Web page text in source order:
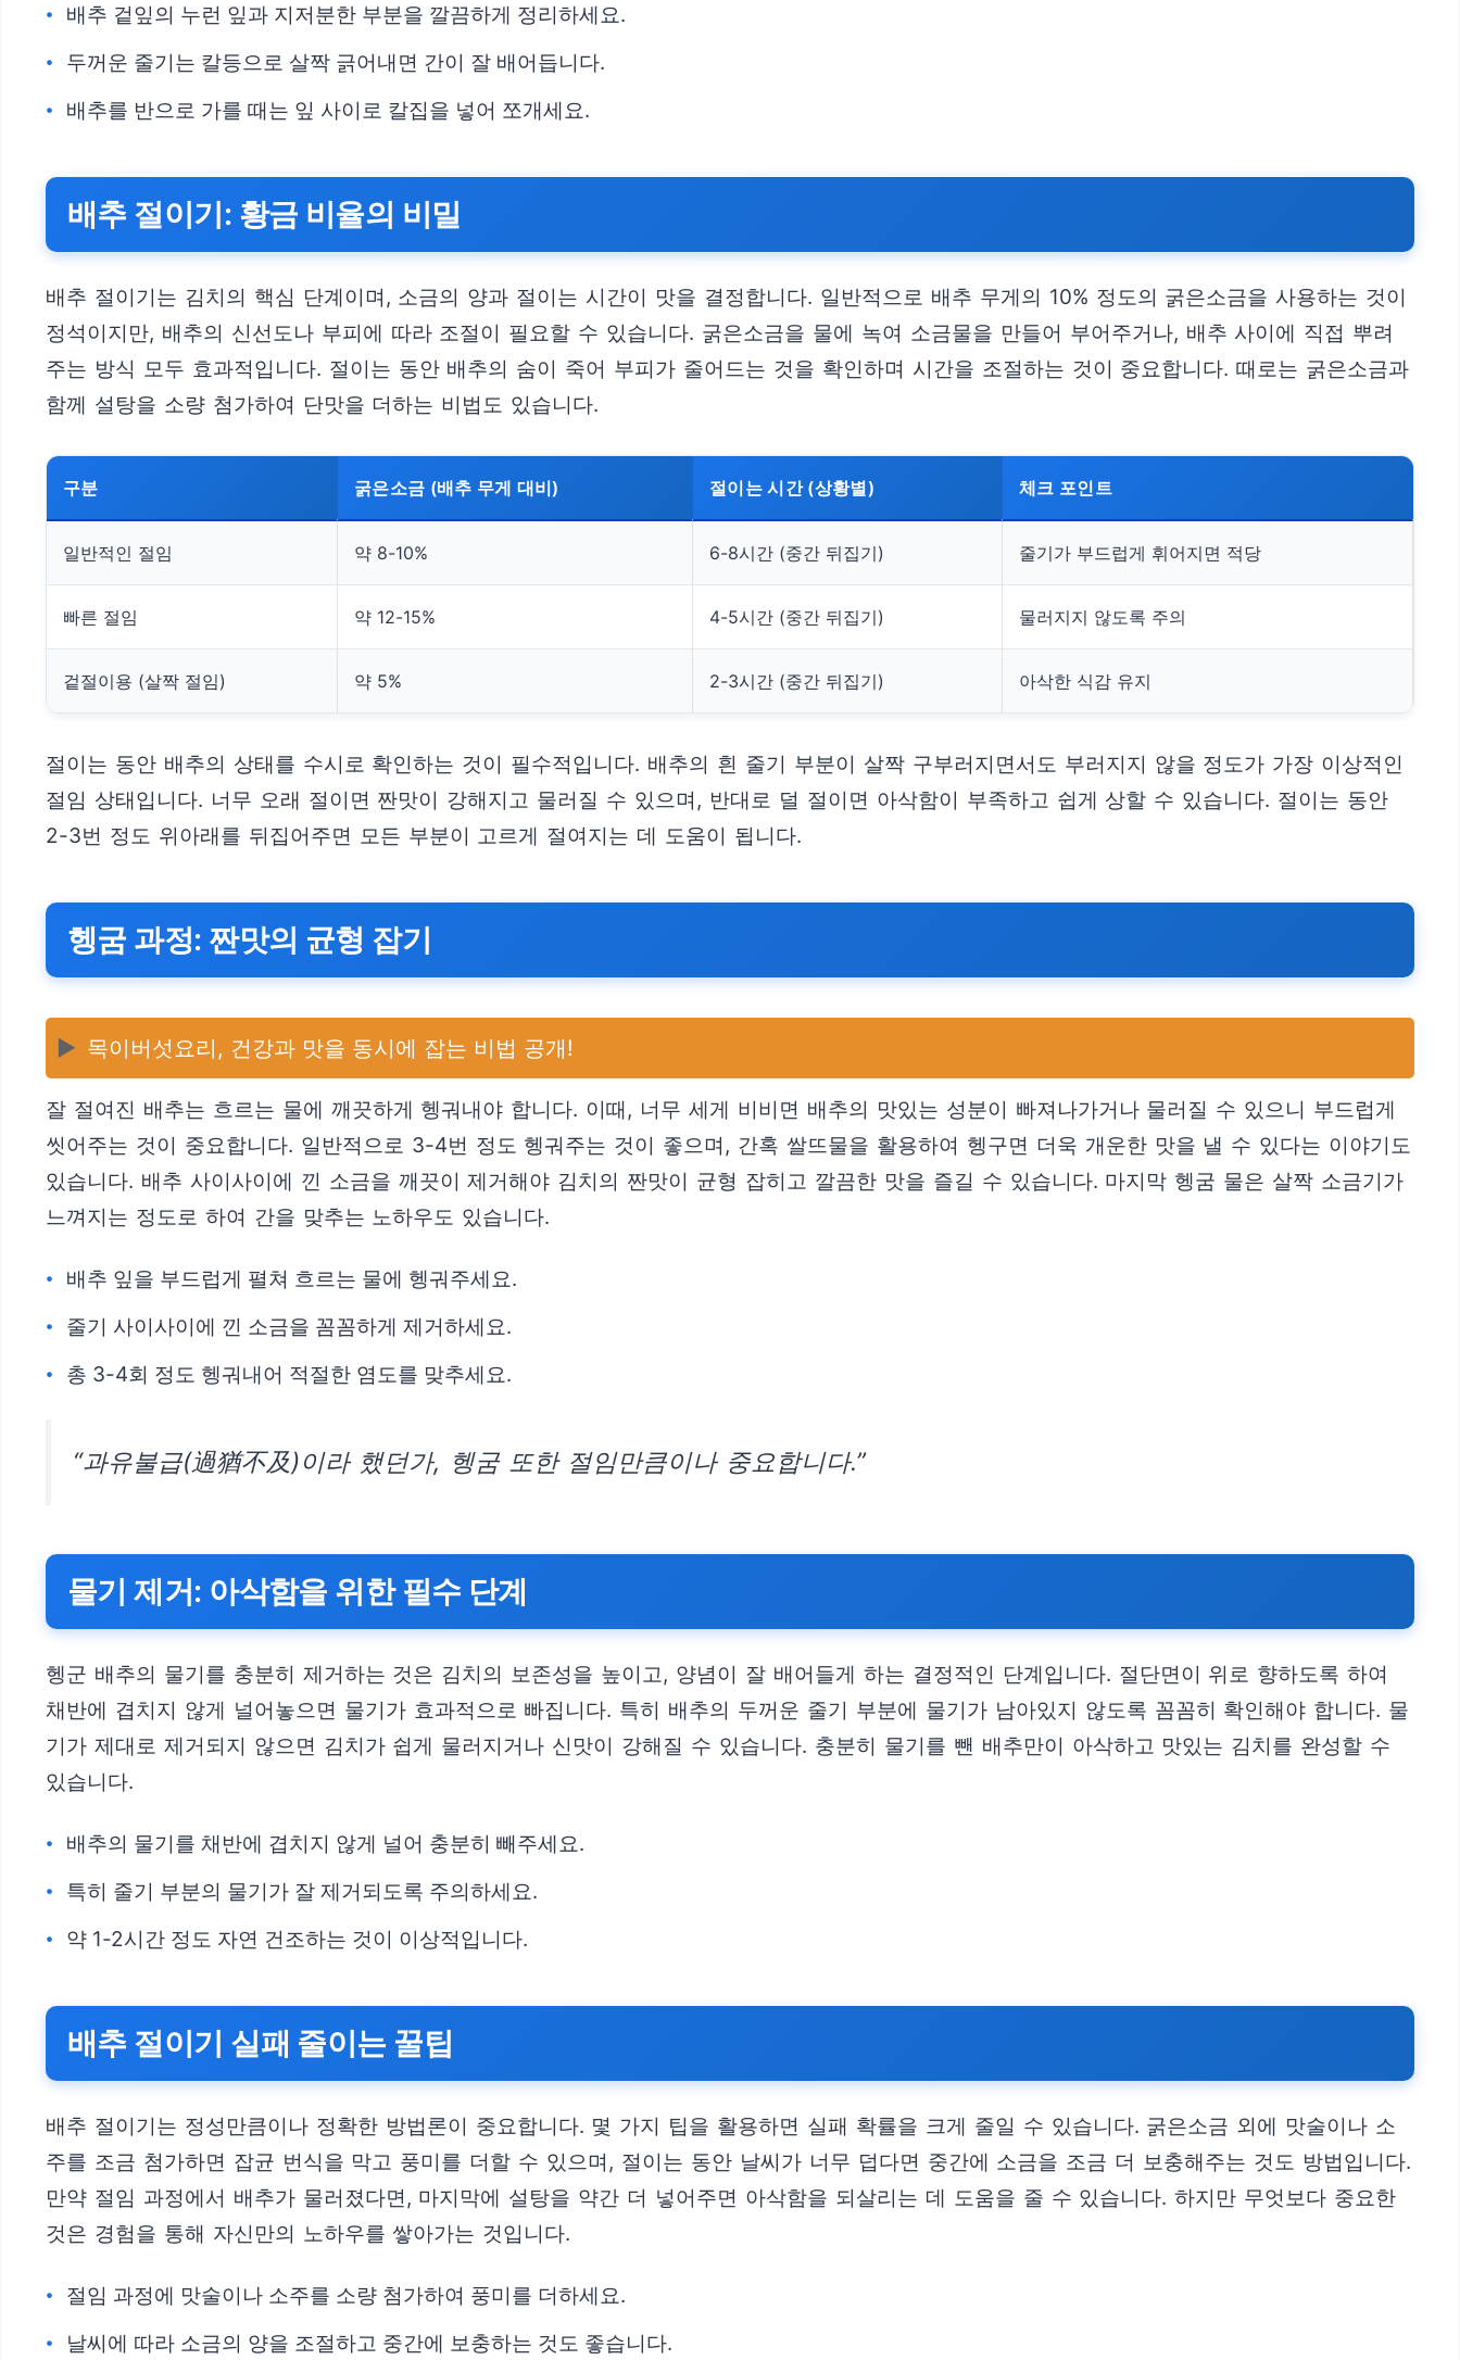
배추 겉잎의 누런 잎과 지저분한 부분을 깔끔하게 정리하세요.
두꺼운 줄기는 칼등으로 살짝 긁어내면 간이 잘 배어듭니다.
배추를 반으로 가를 때는 잎 사이로 칼집을 넣어 쪼개세요.
배추 절이기: 황금 비율의 비밀
배추 절이기는 김치의 핵심 단계이며, 소금의 양과 절이는 시간이 맛을 결정합니다. 일반적으로 배추 무게의 10% 정도의 굵은소금을 사용하는 것이
정석이지만, 배추의 신선도나 부피에 따라 조절이 필요할 수 있습니다. 굵은소금을 물에 녹여 소금물을 만들어 부어주거나, 배추 사이에 직접 뿌려
주는 방식 모두 효과적입니다. 절이는 동안 배추의 숨이 죽어 부피가 줄어드는 것을 확인하며 시간을 조절하는 것이 중요합니다. 때로는 굵은소금과
함께 설탕을 소량 첨가하여 단맛을 더하는 비법도 있습니다.
구분 굵은소금 (배추 무게 대비) 절이는 시간 (상황별) 체크 포인트
일반적인 절임 약 8-10% 6-8시간 (중간 뒤집기) 줄기가 부드럽게 휘어지면 적당
빠른 절임 약 12-15% 4-5시간 (중간 뒤집기) 물러지지 않도록 주의
겉절이용 (살짝 절임) 약 5% 2-3시간 (중간 뒤집기) 아삭한 식감 유지
절이는 동안 배추의 상태를 수시로 확인하는 것이 필수적입니다. 배추의 흰 줄기 부분이 살짝 구부러지면서도 부러지지 않을 정도가 가장 이상적인
절임 상태입니다. 너무 오래 절이면 짠맛이 강해지고 물러질 수 있으며, 반대로 덜 절이면 아삭함이 부족하고 쉽게 상할 수 있습니다. 절이는 동안
2-3번 정도 위아래를 뒤집어주면 모든 부분이 고르게 절여지는 데 도움이 됩니다.
헹굼 과정: 짠맛의 균형 잡기
▶️ 목이버섯요리, 건강과 맛을 동시에 잡는 비법 공개!
잘 절여진 배추는 흐르는 물에 깨끗하게 헹궈내야 합니다. 이때, 너무 세게 비비면 배추의 맛있는 성분이 빠져나가거나 물러질 수 있으니 부드럽게
씻어주는 것이 중요합니다. 일반적으로 3-4번 정도 헹궈주는 것이 좋으며, 간혹 쌀뜨물을 활용하여 헹구면 더욱 개운한 맛을 낼 수 있다는 이야기도
있습니다. 배추 사이사이에 낀 소금을 깨끗이 제거해야 김치의 짠맛이 균형 잡히고 깔끔한 맛을 즐길 수 있습니다. 마지막 헹굼 물은 살짝 소금기가
느껴지는 정도로 하여 간을 맞추는 노하우도 있습니다.
배추 잎을 부드럽게 펼쳐 흐르는 물에 헹궈주세요.
줄기 사이사이에 낀 소금을 꼼꼼하게 제거하세요.
총 3-4회 정도 헹궈내어 적절한 염도를 맞추세요.
“과유불급(過猶不及)이라 했던가, 헹굼 또한 절임만큼이나 중요합니다.”
물기 제거: 아삭함을 위한 필수 단계
헹군 배추의 물기를 충분히 제거하는 것은 김치의 보존성을 높이고, 양념이 잘 배어들게 하는 결정적인 단계입니다. 절단면이 위로 향하도록 하여
채반에 겹치지 않게 널어놓으면 물기가 효과적으로 빠집니다. 특히 배추의 두꺼운 줄기 부분에 물기가 남아있지 않도록 꼼꼼히 확인해야 합니다. 물
기가 제대로 제거되지 않으면 김치가 쉽게 물러지거나 신맛이 강해질 수 있습니다. 충분히 물기를 뺀 배추만이 아삭하고 맛있는 김치를 완성할 수
있습니다.
배추의 물기를 채반에 겹치지 않게 널어 충분히 빼주세요.
특히 줄기 부분의 물기가 잘 제거되도록 주의하세요.
약 1-2시간 정도 자연 건조하는 것이 이상적입니다.
배추 절이기 실패 줄이는 꿀팁
배추 절이기는 정성만큼이나 정확한 방법론이 중요합니다. 몇 가지 팁을 활용하면 실패 확률을 크게 줄일 수 있습니다. 굵은소금 외에 맛술이나 소
주를 조금 첨가하면 잡균 번식을 막고 풍미를 더할 수 있으며, 절이는 동안 날씨가 너무 덥다면 중간에 소금을 조금 더 보충해주는 것도 방법입니다.
만약 절임 과정에서 배추가 물러졌다면, 마지막에 설탕을 약간 더 넣어주면 아삭함을 되살리는 데 도움을 줄 수 있습니다. 하지만 무엇보다 중요한
것은 경험을 통해 자신만의 노하우를 쌓아가는 것입니다.
절임 과정에 맛술이나 소주를 소량 첨가하여 풍미를 더하세요.
날씨에 따라 소금의 양을 조절하고 중간에 보충하는 것도 좋습니다.